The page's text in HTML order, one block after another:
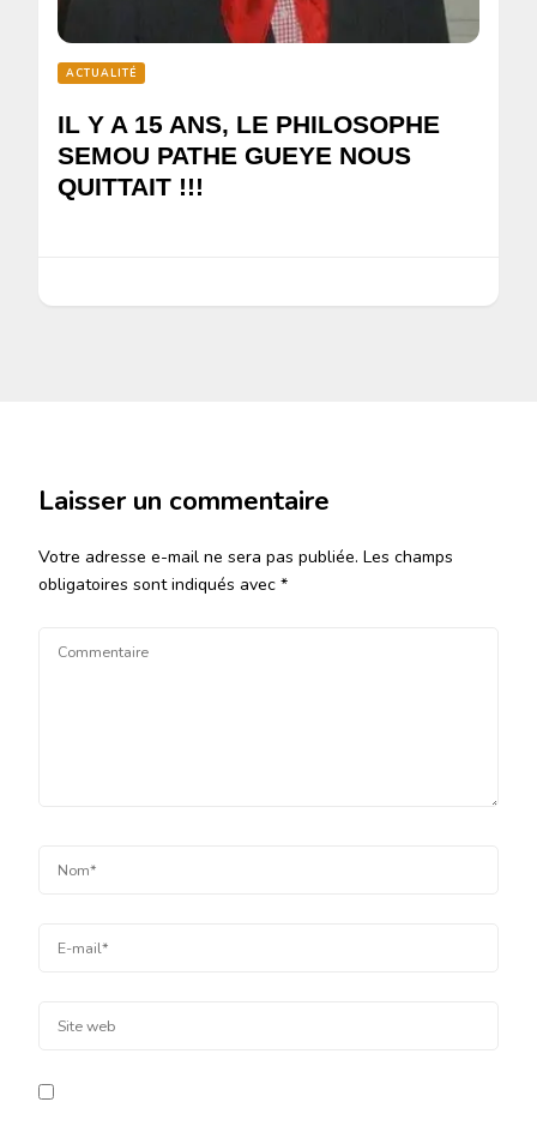
ACTUALITÉ
IL Y A 15 ANS, LE PHILOSOPHE
SEMOU PATHE GUEYE NOUS
QUITTAIT !!!
Laisser un commentaire
Votre adresse e-mail ne sera pas publiée. Les champs
obligatoires sont indiqués avec *